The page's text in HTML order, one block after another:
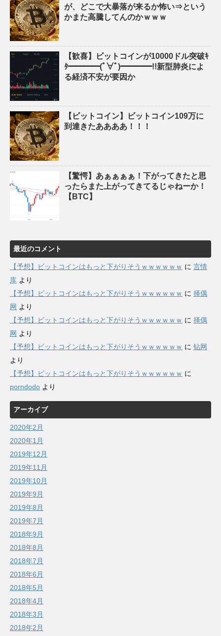
が、どこで大暴落が来るか怖い⇒という
かまた高騰してんのかｗｗｗ
【歓喜】ビットコインが10000ドル突破ｷ
ﾀ━━━━(ﾟ∀ﾟ)━━━━!!新型肺炎によ
る経済不安が要因か
【ビットコイン】ビットコイン109万に
到達きたああああ！！！
【驚愕】あぁぁぁぁ！下がってきたと思
ったらまた上がってきてるじゃねーか！
【BTC】
最近のコメント
【予想】ビットコインはもっと下がりそうｗｗｗｗｗｗ に 言情
库 より
【予想】ビットコインはもっと下がりそうｗｗｗｗｗｗ に 择偶
网 より
【予想】ビットコインはもっと下がりそうｗｗｗｗｗｗ に 择偶
网 より
【予想】ビットコインはもっと下がりそうｗｗｗｗｗｗ に 钻网
より
【予想】ビットコインはもっと下がりそうｗｗｗｗｗｗ に
porndodo より
アーカイブ
2020年2月
2020年1月
2019年12月
2019年11月
2019年10月
2019年9月
2019年8月
2019年7月
2018年9月
2018年8月
2018年7月
2018年6月
2018年5月
2018年4月
2018年3月
2018年2月